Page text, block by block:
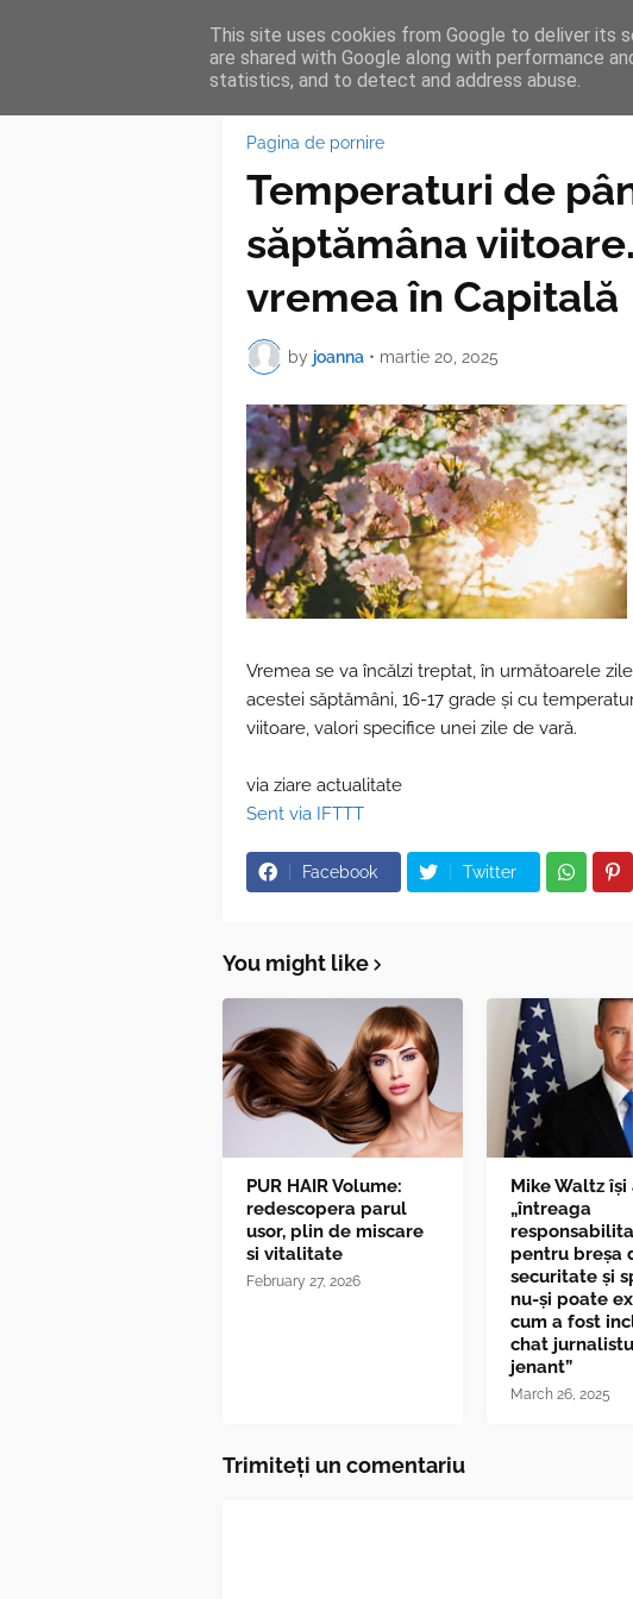
HOME FEATURES
Pagina de pornire
Temperaturi de
săptămâna
vremea în Capitală
by joanna • martie 20, 2025
Vremea se va încălzi treptat, în următoarele
acestei săptămâni, 16-17 grade şi cu
viitoare, valori specifice unei zile de vară.
via ziare actualitate
Sent via IFTTT
Facebook Twitter
You might like
PUR HAIR Volume:
redescopera parul
usor, plin de miscare
si vitalitate
February 27, 2026
Mike Waltz îşi
„întreaga
pentru breşa
securitate și
nu-și poate
cum a fost
chat
jenant”
March 26, 2025
Trimiteți un comentariu
This site uses cookies from Google to deliver its
are shared with Google along with performance
statistics, and to detect and address abuse.